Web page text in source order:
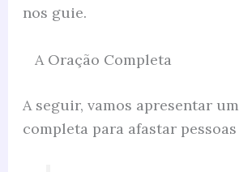
nos guie.
A Oração Completa
A seguir, vamos apresentar
completa para afastar